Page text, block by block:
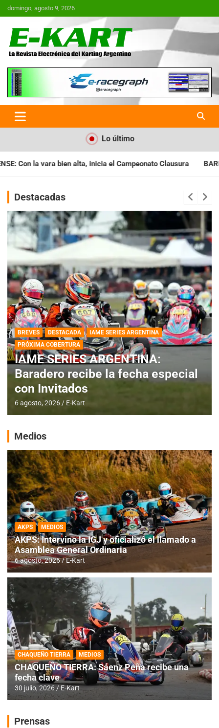
Saltar
al
domingo, agosto 9, 2026
E-Kart.com.ar | La Revista
Electrónica del Karting en
Argentina
Lo último
Campeonato Clausura BARILOCHENSE: Preparan una
Destacadas
BREVES DESTACADA
IAME SERIES ARGENTINA
PRÓXIMA COBERTURA
IAME SERIES ARGENTINA:
Baradero recibe la fecha especial
con Invitados
6 agosto, 2026 E-Kart
Medios
AKPS MEDIOS
AKPS: Intervino la IGJ y oficializó el llamado a
Asamblea General Ordinaria
6 agosto, 2026 E-Kart
CHAQUEÑO TIERRA MEDIOS
CHAQUEÑO TIERRA: Sáenz Peña recibe una
fecha clave
30 julio, 2026 E-Kart
Prensas